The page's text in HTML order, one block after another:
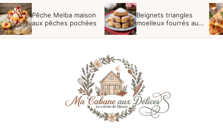
Aller
au
contenu
Pêche Melba maison
aux pêches pochées
Beignets triangles
moelleux fourrés au